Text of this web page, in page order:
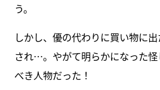
う。
しかし、優の代わりに買い物に
され…。やがて明らかになった怪
べき人物だった！